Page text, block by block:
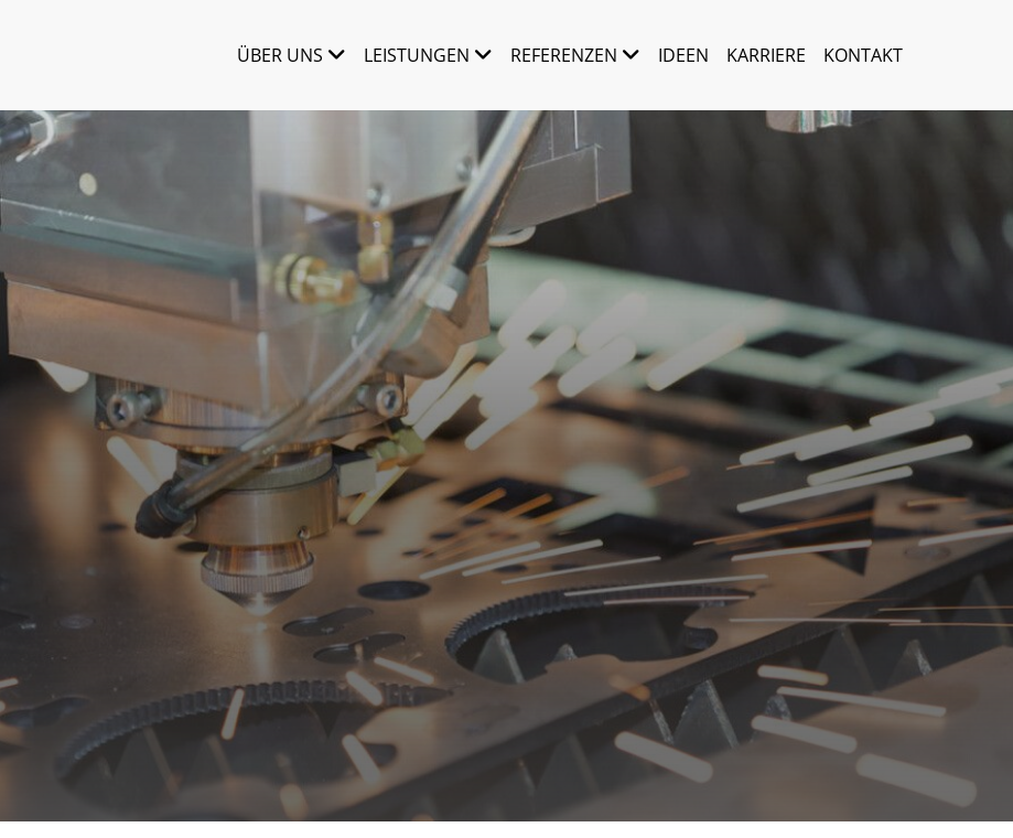
ÜBER UNS LEISTUNGEN REFERENZEN IDEEN KARRIERE KONTAKT